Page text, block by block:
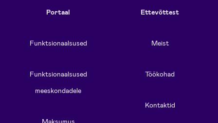
Portaal
Funktsionaalsused
Funktsionaalsused
meeskondadele
Maksumus
Ettevõttest
Meist
Töökohad
Kontaktid